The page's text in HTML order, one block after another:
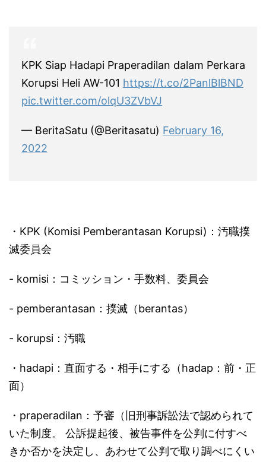
KPK Siap Hadapi Praperadilan dalam Perkara
Korupsi Heli AW-101 https://t.co/2PanlBlBND
pic.twitter.com/olqU3ZVbVJ
— BeritaSatu (@Beritasatu) February 16,
2022
・KPK (Komisi Pemberantasan Korupsi)：汚職撲
滅委員会
- komisi：コミッション・手数料、委員会
- pemberantasan：撲滅（berantas）
- korupsi：汚職
・hadapi：直面する・相手にする（hadap：前・正
面）
・praperadilan：予審（旧刑事訴訟法で認められて
いた制度。 公訴提起後、被告事件を公判に付すべ
きか否かを決定し、あわせて公判で取り調べにくい